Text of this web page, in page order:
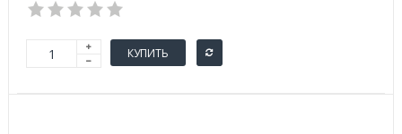
КУПИТЬ